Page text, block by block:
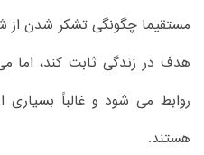
مستقیما چگونگی تشکر شدن از
هدف در زندگی ثابت کند، اما
روابط می شود و غالباً
هستند.